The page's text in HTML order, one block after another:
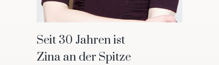
Seit 30 Jahren ist
Zina an der Spitze